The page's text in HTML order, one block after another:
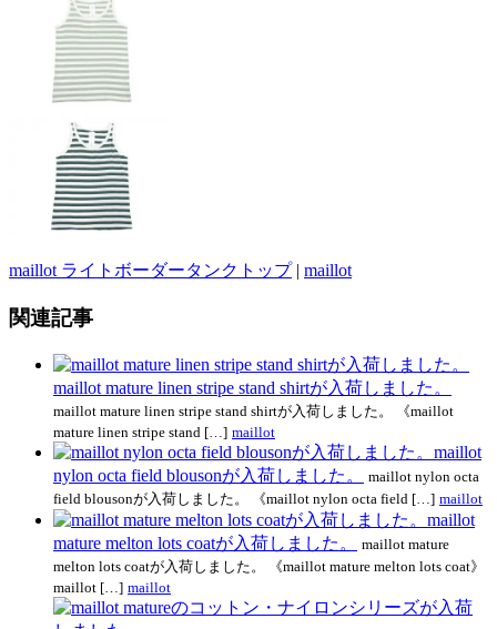
maillot ライトボーダータンクトップ| maillot
関連記事
maillot mature linen stripe stand shirtが入荷しました。
maillot mature linen stripe stand shirtが入荷しました。 《maillot
mature linen stripe stand […] maillot
maillot
nylon octa field blousonが入荷しました。
maillot nylon octa
field blousonが入荷しました。 《maillot nylon octa field […] maillot
maillot
mature melton lots coatが入荷しました。
maillot mature
melton lots coatが入荷しました。 《maillot mature melton lots coat》
maillot […] maillot